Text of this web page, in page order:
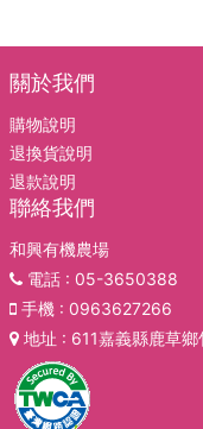
關於我們
購物說明
退換貨說明
退款說明
聯絡我們
和興有機農場
電話: 05-3650388
手機 : 0963627266
地址 : 611嘉義縣鹿草